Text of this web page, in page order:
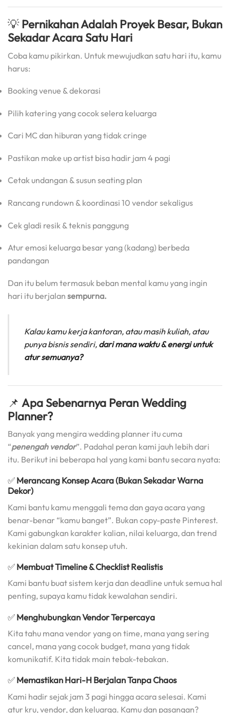
💡Pernikahan Adalah Proyek Besar, Bukan
Sekadar Acara Satu Hari
Coba kamu pikirkan. Untuk mewujudkan satu hari itu, kamu
harus:
Booking venue & dekorasi
Pilih katering yang cocok selera keluarga
Cari MC dan hiburan yang tidak cringe
Pastikan make up artist bisa hadir jam 4 pagi
Cetak undangan & susun seating plan
Rancang rundown & koordinasi 10 vendor sekaligus
Cek gladi resik & teknis panggung
Atur emosi keluarga besar yang (kadang) berbeda
pandangan
Dan itu belum termasuk beban mental kamu yang ingin
hari itu berjalan sempurna.
Kalau kamu kerja kantoran, atau masih kuliah, atau
punya bisnis sendiri, dari mana waktu & energi untuk
atur semuanya?
📌 Apa Sebenarnya Peran Wedding
Planner?
Banyak yang mengira wedding planner itu cuma
“penengah vendor”. Padahal peran kami jauh lebih dari
itu. Berikut ini beberapa hal yang kami bantu secara nyata:
✅Merancang Konsep Acara (Bukan Sekadar Warna
Dekor)
Kami bantu kamu menggali tema dan gaya acara yang
benar-benar “kamu banget”. Bukan copy-paste Pinterest.
Kami gabungkan karakter kalian, nilai keluarga, dan trend
kekinian dalam satu konsep utuh.
✅Membuat Timeline & Checklist Realistis
Kami bantu buat sistem kerja dan deadline untuk semua hal
penting, supaya kamu tidak kewalahan sendiri.
✅Menghubungkan Vendor Terpercaya
Kita tahu mana vendor yang on time, mana yang sering
cancel, mana yang cocok budget, mana yang tidak
komunikatif. Kita tidak main tebak-tebakan.
✅Memastikan Hari-H Berjalan Tanpa Chaos
Kami hadir sejak jam 3 pagi hingga acara selesai. Kami
atur kru, vendor, dan keluarga. Kamu dan pasangan?